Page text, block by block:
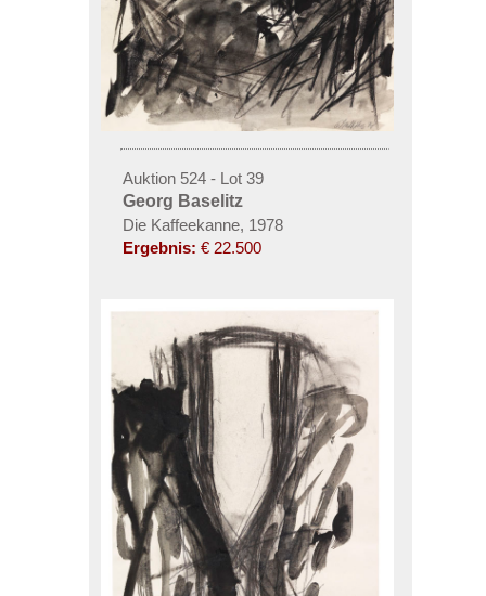
Auktion 524 - Lot 39
Georg Baselitz
Die Kaffeekanne, 1978
Ergebnis: € 22.500